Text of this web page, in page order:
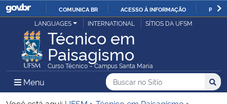
IR
PARA
O
CONTEÚDO
COMUNICA BR ACESSO À INFORMAÇÃO
Ministério da Justiça e Segurança Pública
Ministério da Defesa
Ministério das Relações Exteriores
LANGUAGES INTERNATIONAL SÍTIOS DA UFSM
Técnico em
Paisagismo
Curso Técnico – Campus Santa Maria
Menu Menu Principal do Sítio
Busca
Buscar no no Sítio
Busca: